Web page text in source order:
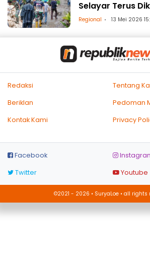
Selayar Terus
Regional 13 Mei 2026
Redaksi
Tentang
Beriklan
Pedoman
Kontak Kami
Privacy
Facebook
Twitter
Youtube
©2021 - 2026 • SuryaLoe • all rights